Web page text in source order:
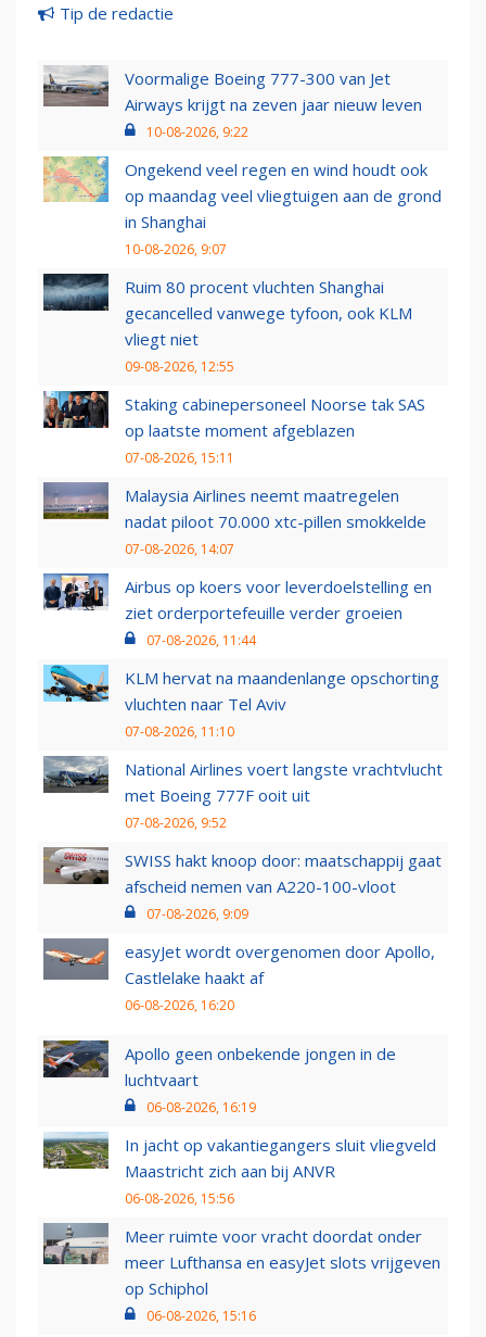
Tip de redactie
Voormalige Boeing 777-300 van Jet
Airways krijgt na zeven jaar nieuw leven
10-08-2026, 9:22
Ongekend veel regen en wind houdt ook
op maandag veel vliegtuigen aan de grond
in Shanghai
10-08-2026, 9:07
Ruim 80 procent vluchten Shanghai
gecancelled vanwege tyfoon, ook KLM
vliegt niet
09-08-2026, 12:55
Staking cabinepersoneel Noorse tak SAS
op laatste moment afgeblazen
07-08-2026, 15:11
Malaysia Airlines neemt maatregelen
nadat piloot 70.000 xtc-pillen smokkelde
07-08-2026, 14:07
Airbus op koers voor leverdoelstelling en
ziet orderportefeuille verder groeien
07-08-2026, 11:44
KLM hervat na maandenlange opschorting
vluchten naar Tel Aviv
07-08-2026, 11:10
National Airlines voert langste vrachtvlucht
met Boeing 777F ooit uit
07-08-2026, 9:52
SWISS hakt knoop door: maatschappij gaat
afscheid nemen van A220-100-vloot
07-08-2026, 9:09
easyJet wordt overgenomen door Apollo,
Castlelake haakt af
06-08-2026, 16:20
Apollo geen onbekende jongen in de
luchtvaart
06-08-2026, 16:19
In jacht op vakantiegangers sluit vliegveld
Maastricht zich aan bij ANVR
06-08-2026, 15:56
Meer ruimte voor vracht doordat onder
meer Lufthansa en easyJet slots vrijgeven
op Schiphol
06-08-2026, 15:16